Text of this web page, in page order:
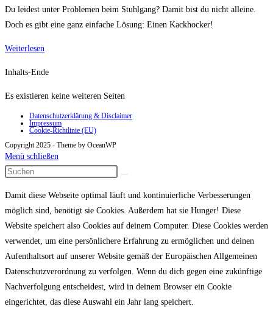
Du leidest unter Problemen beim Stuhlgang? Damit bist du nicht alleine.
Doch es gibt eine ganz einfache Lösung: Einen Kackhocker!
Weiterlesen
Inhalts-Ende
Es existieren keine weiteren Seiten
Datenschutzerklärung & Disclaimer
Impressum
Cookie-Richtlinie (EU)
Copyright 2025 - Theme by OceanWP
Menü schließen
Damit diese Webseite optimal läuft und kontinuierliche Verbesserungen
möglich sind, benötigt sie Cookies. Außerdem hat sie Hunger! Diese
Website speichert also Cookies auf deinem Computer. Diese Cookies werden
verwendet, um eine persönlichere Erfahrung zu ermöglichen und deinen
Aufenthaltsort auf unserer Website gemäß der Europäischen Allgemeinen
Datenschutzverordnung zu verfolgen. Wenn du dich gegen eine zukünftige
Nachverfolgung entscheidest, wird in deinem Browser ein Cookie
eingerichtet, das diese Auswahl ein Jahr lang speichert.